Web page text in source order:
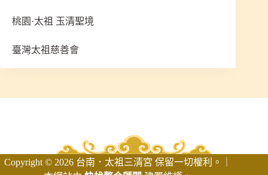
桃園·太祖 玉清聖境
臺灣太祖慈善會
Copyright © 2026 台南．太袓三清宮 保留一切權利。｜